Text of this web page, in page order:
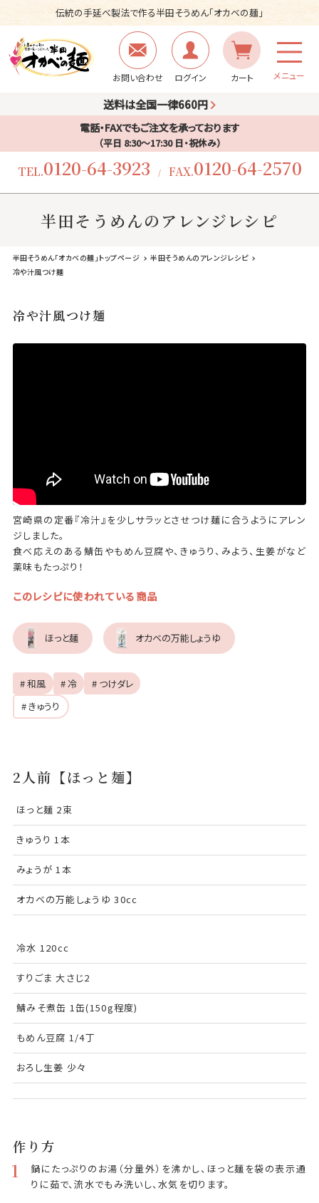
伝統の手延べ製法で作る半田そうめん「オカベの麺」
お問い合わせ ログイン カート メニュー
送料は全国一律660円
電話・FAXでもご注文を承っております
（平日 8:30〜17:30 日・祝休み）
TEL.0120-64-3923 / FAX.0120-64-2570
半田そうめんのアレンジレシピ
半田そうめん「オカベの麺」トップページ
半田そうめんのアレンジレシピ
冷や汁風つけ麺
冷や汁風つけ麺
宮崎県の定番『冷汁』を少しサラッとさせつけ麺に合うようにアレン
ジしました。
食べ応えのある鯖缶やもめん豆腐や、きゅうり、みよう、生姜がなど
薬味もたっぷり！
このレシピに使われている商品
ほっと麺 オカベの万能しょうゆ
# 和風 # 冷
# つけダレ
# きゅうり
2人前【ほっと麺】
ほっと麺 2束
きゅうり 1本
みょうが 1本
オカベの万能しょうゆ 30cc
冷水 120cc
すりごま 大さじ2
鯖みそ煮缶 1缶(150g程度)
もめん豆腐 1/4丁
おろし生姜 少々
作り方
1
鍋にたっぷりのお湯（分量外）を沸かし、ほっと麺を袋の表示通
りに茹で、流水でもみ洗いし、水気を切ります。